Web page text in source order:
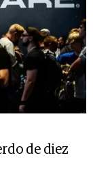
de diez